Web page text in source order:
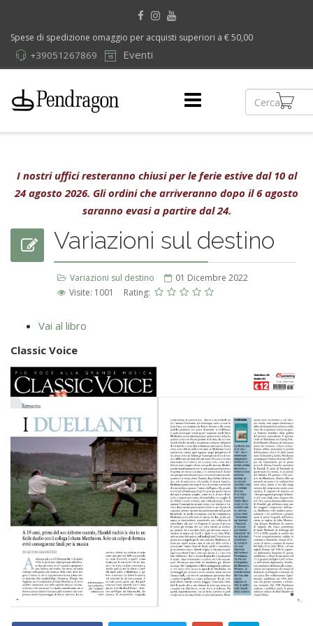
Spese di spedizione omaggio per acquisti superiori a € 50,00
Eventi
+39051267869
I nostri uffici resteranno chiusi per le ferie estive dal 10 al
24 agosto 2026. Gli ordini che arriveranno dopo il 6 agosto
saranno evasi a partire dal 24.
Variazioni sul destino
Variazioni sul destino
01 Dicembre 2022
Visite: 1001
Rating:
Vai al libro
Classic Voice